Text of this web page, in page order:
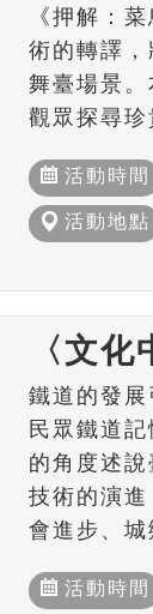
《押解：
術的轉譯
舞臺場景
觀眾探尋珍
活動時間
活動地點
〈文
鐵道的發
民眾鐵道
的角度述
技術的演
會進步、
活動時間